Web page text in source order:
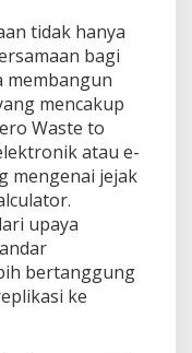
tidak hanya
bagi
membangun
mencakup
Waste to
atau e-
mengenai jejak
upaya
bertanggung
ke